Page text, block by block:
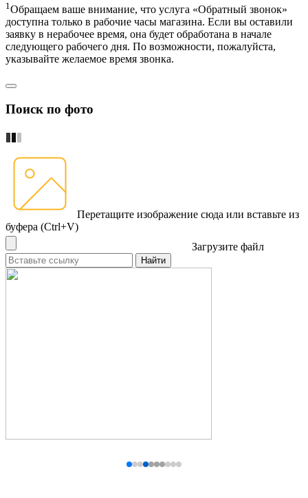
1Обращаем ваше внимание, что услуга «Обратный звонок»
доступна только в рабочие часы магазина. Если вы оставили
заявку в нерабочее время, она будет обработана в начале
следующего рабочего дня. По возможности, пожалуйста,
указывайте желаемое время звонка.
Поиск по фото
Перетащите изображение сюда или вставьте из
буфера (Ctrl+V)
Загрузите файл
Найти